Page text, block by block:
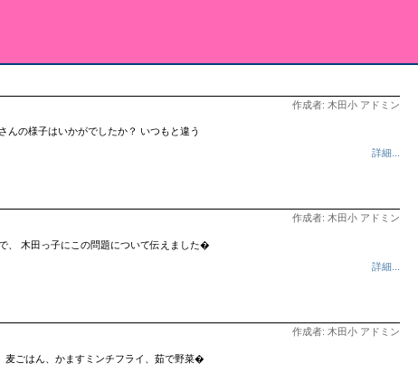
作成者: 木田小 アドミン
の様子はいかがでしたか？ いつもと違う
詳細...
作成者: 木田小 アドミン
、 木田っ子にこの問題について伝えました�
詳細...
作成者: 木田小 アドミン
麦ごはん、かますミンチフライ、茹で野菜�